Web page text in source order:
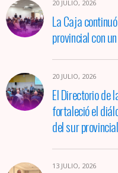
20 JULIO, 2026
La Caja
provincial con
20 JULIO, 2026
El Directorio de
fortaleció el
del sur provincial
13 JULIO, 2026